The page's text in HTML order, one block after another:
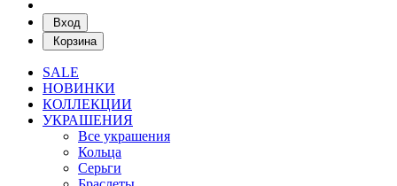
Вход
Корзина
SALE
НОВИНКИ
КОЛЛЕКЦИИ
УКРАШЕНИЯ
Все украшения
Кольца
Серьги